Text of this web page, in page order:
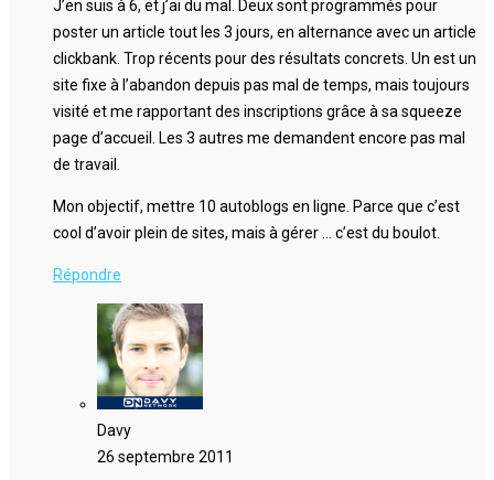
J’en suis à 6, et j’ai du mal. Deux sont programmés pour
poster un article tout les 3 jours, en alternance avec un article
clickbank. Trop récents pour des résultats concrets. Un est un
site fixe à l’abandon depuis pas mal de temps, mais toujours
visité et me rapportant des inscriptions grâce à sa squeeze
page d’accueil. Les 3 autres me demandent encore pas mal
de travail.
Mon objectif, mettre 10 autoblogs en ligne. Parce que c’est
cool d’avoir plein de sites, mais à gérer … c’est du boulot.
Répondre
Davy
26 septembre 2011